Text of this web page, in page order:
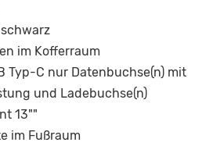
im Kofferraum
Typ-C nur Datenbuchse(n) mit
und Ladebuchse(n)
13""
im Fußraum